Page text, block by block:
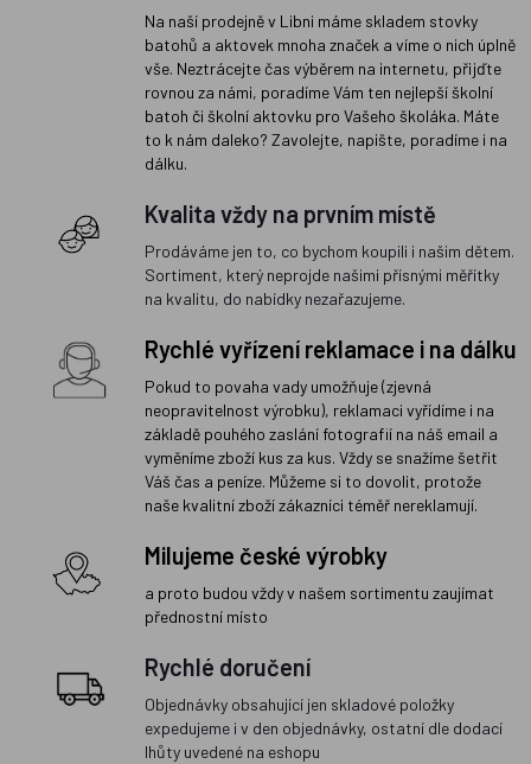
Na naší prodejně v Libni máme skladem stovky
batohů a aktovek mnoha značek a víme o nich úplně
vše. Neztrácejte čas výběrem na internetu, přijďte
rovnou za námi, poradíme Vám ten nejlepší školní
batoh či školní aktovku pro Vašeho školáka. Máte
to k nám daleko? Zavolejte, napište, poradíme i na
dálku.
Kvalita vždy na prvním místě
Prodáváme jen to, co bychom koupili i našim dětem.
Sortiment, který neprojde našimi přísnými měřítky
na kvalitu, do nabídky nezařazujeme.
Rychlé vyřízení reklamace i na dálku
Pokud to povaha vady umožňuje (zjevná
neopravitelnost výrobku), reklamaci vyřídíme i na
základě pouhého zaslání fotografií na náš email a
vyměníme zboží kus za kus. Vždy se snažíme šetřit
Váš čas a peníze. Můžeme si to dovolit, protože
naše kvalitní zboží zákazníci téměř nereklamují.
Milujeme české výrobky
a proto budou vždy v našem sortimentu zaujímat
přednostní místo
Rychlé doručení
Objednávky obsahující jen skladové položky
expedujeme i v den objednávky, ostatní dle dodací
lhůty uvedené na eshopu